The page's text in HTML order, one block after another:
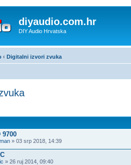
diyaudio.com.hr
DIY Audio Hrvatska
‹ Digitalni izvori zvuka
9700
» 03 srp 2018, 14:39
» 26 ruj 2014, 09:40